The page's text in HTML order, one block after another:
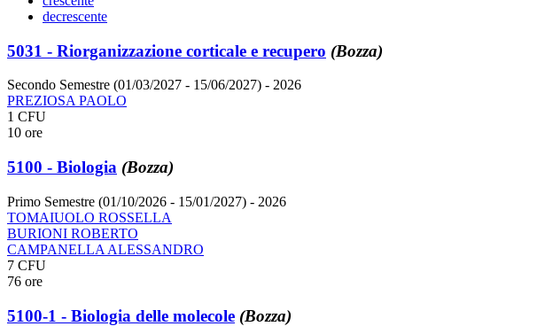
decrescente
5031 - Riorganizzazione corticale e recupero (Bozza)
Secondo Semestre (01/03/2027 - 15/06/2027) - 2026
PREZIOSA PAOLO
1 CFU
10 ore
5100 - Biologia (Bozza)
Primo Semestre (01/10/2026 - 15/01/2027) - 2026
TOMAIUOLO ROSSELLA
BURIONI ROBERTO
CAMPANELLA ALESSANDRO
7 CFU
76 ore
5100-1 - Biologia delle molecole (Bozza)